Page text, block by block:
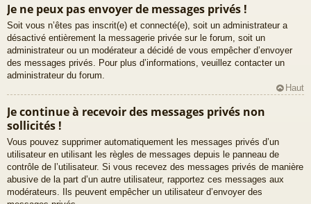
Je ne peux pas envoyer de messages privés !
Soit vous n’êtes pas inscrit(e) et connecté(e), soit un administrateur a
désactivé entièrement la messagerie privée sur le forum, soit un
administrateur ou un modérateur a décidé de vous empêcher d’envoyer
des messages privés. Pour plus d’informations, veuillez contacter un
administrateur du forum.
Haut
Je continue à recevoir des messages privés non
sollicités !
Vous pouvez supprimer automatiquement les messages privés d’un
utilisateur en utilisant les règles de messages depuis le panneau de
contrôle de l’utilisateur. Si vous recevez des messages privés de manière
abusive de la part d’un autre utilisateur, rapportez ces messages aux
modérateurs. Ils peuvent empêcher un utilisateur d’envoyer des